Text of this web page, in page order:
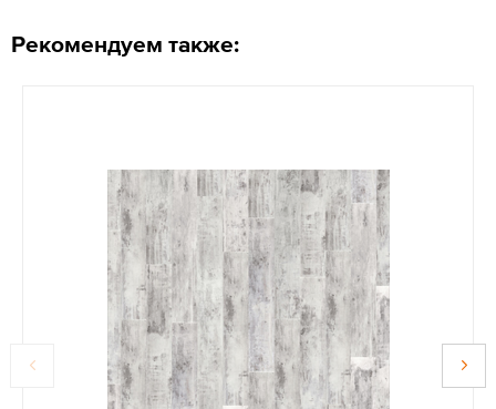
Рекомендуем также: